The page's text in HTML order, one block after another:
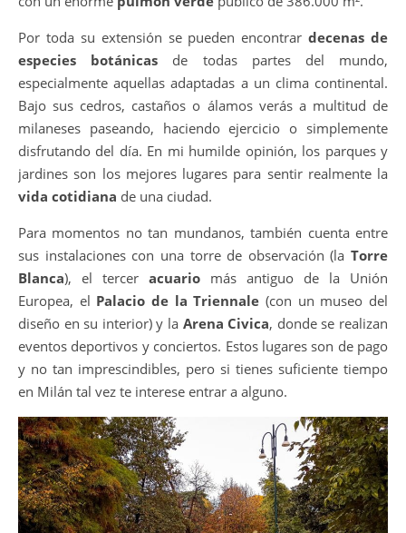
Por toda su extensión se pueden encontrardecenas de
especies botánicas de todas partes del mundo,
especialmente aquellas adaptadas a un clima continental.
Bajo sus cedros, castaños o álamos verás a multitud de
milaneses paseando, haciendo ejercicio o simplemente
disfrutando del día. En mi humilde opinión, los parques y
jardines son los mejores lugares para sentir realmente la
vida cotidiana de una ciudad.
Para momentos no tan mundanos, también cuenta entre
sus instalaciones con una torre de observación (la Torre
Blanca), el tercer acuario más antiguo de la Unión
Europea, el Palacio de la Triennale (con un museo del
diseño en su interior) y la Arena Civica, donde se realizan
eventos deportivos y conciertos. Estos lugares son de pago
y no tan imprescindibles, pero si tienes suficiente tiempo
en Milán tal vez te interese entrar a alguno.